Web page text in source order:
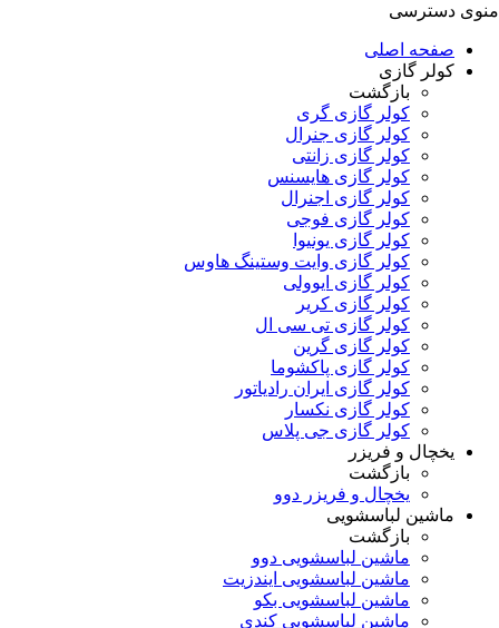
منوی دسترسی
صفحه اصلی
کولر گازی
بازگشت
کولر گازی گری
کولر گازی جنرال
کولر گازی زانتی
کولر گازی هایسنس
کولر گازی اجنرال
کولر گازی فوجی
کولر گازی یونیوا
کولر گازی وایت وستینگ هاوس
کولر گازی ایوولی
کولر گازی کریر
کولر گازی تی سی ال
کولر گازی گرین
کولر گازی پاکشوما
کولر گازی ایران رادیاتور
کولر گازی نکسار
کولر گازی جی پلاس
یخچال و فریزر
بازگشت
یخچال و فریزر دوو
ماشین لباسشویی
بازگشت
ماشین لباسشویی دوو
ماشین لباسشویی ایندزیت
ماشین لباسشویی بکو
ماشین لباسشویی کندی